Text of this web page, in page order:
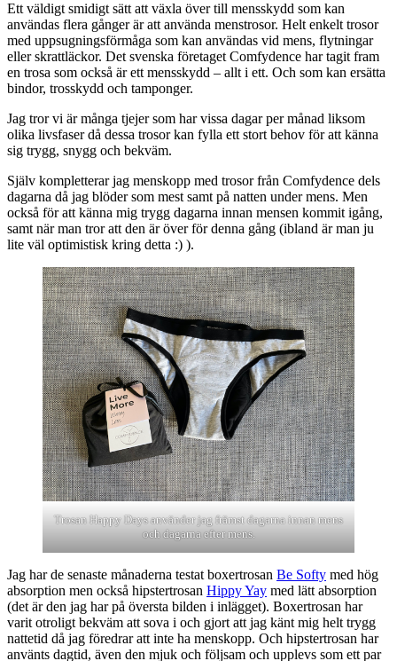
Ett väldigt smidigt sätt att växla över till mensskydd som kan
användas flera gånger är att använda menstrosor. Helt enkelt trosor
med uppsugningsförmåga som kan användas vid mens, flytningar
eller skrattläckor. Det svenska företaget Comfydence har tagit fram
en trosa som också är ett mensskydd – allt i ett. Och som kan ersätta
bindor, trosskydd och tamponger.
Jag tror vi är många tjejer som har vissa dagar per månad liksom
olika livsfaser då dessa trosor kan fylla ett stort behov för att känna
sig trygg, snygg och bekväm.
Själv kompletterar jag menskopp med trosor från Comfydence dels
dagarna då jag blöder som mest samt på natten under mens. Men
också för att känna mig trygg dagarna innan mensen kommit igång,
samt när man tror att den är över för denna gång (ibland är man ju
lite väl optimistisk kring detta :) ).
Trosan Happy Days använder jag främst dagarna innan mens
och dagarna efter mens.
Jag har de senaste månaderna testat boxertrosan Be Softy med hög
absorption men också hipstertrosan Hippy Yay med lätt absorption
(det är den jag har på översta bilden i inlägget). Boxertrosan har
varit otroligt bekväm att sova i och gjort att jag känt mig helt trygg
nattetid då jag föredrar att inte ha menskopp. Och hipstertrosan har
använts dagtid, även den mjuk och följsam och upplevs som ett par